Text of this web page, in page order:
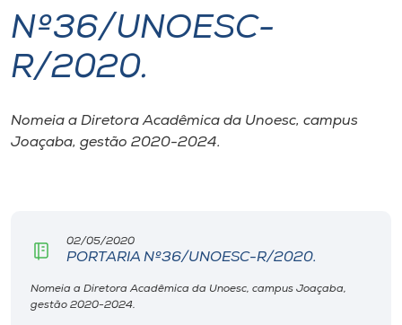
I.nova
Cultura
Biblioteca
Editora
Nº36/UNOESC-
R/2020.
Nomeia a Diretora Acadêmica da Unoesc, campus
Joaçaba, gestão 2020-2024.
02/05/2020
PORTARIA Nº36/UNOESC-R/2020.
Nomeia a Diretora Acadêmica da Unoesc, campus Joaçaba,
gestão 2020-2024.